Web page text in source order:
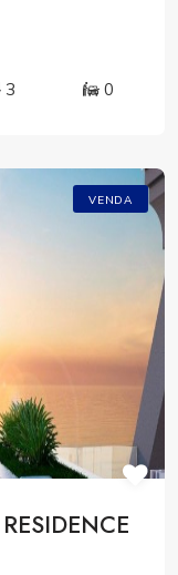
3 0
VENDA